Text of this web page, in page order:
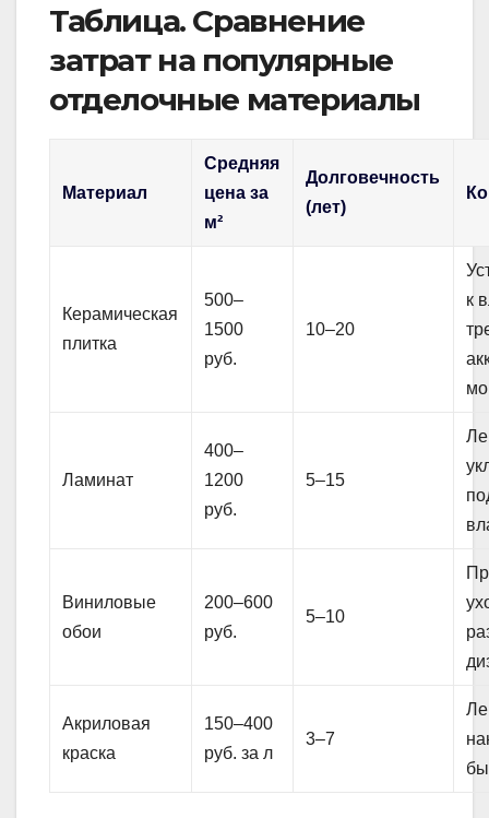
Таблица. Сравнение
затрат на популярные
отделочные материалы
Материал
Средняя
цена за
м²
Долговечность
(лет)
Керамическая
плитка
500–
1500
руб.
10–20
к
Ламинат
400–
1200
руб.
5–15
Виниловые
обои
200–600
руб.
5–10
Акриловая
краска
150–400
руб. за л
3–7